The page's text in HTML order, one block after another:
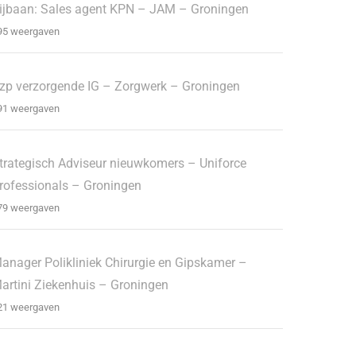
Sales agent KPN – JAM – Groningen
weergaven
verzorgende IG – Zorgwerk – Groningen
weergaven
Adviseur nieuwkomers – Uniforce
– Groningen
weergaven
Polikliniek Chirurgie en Gipskamer –
Ziekenhuis – Groningen
weergaven